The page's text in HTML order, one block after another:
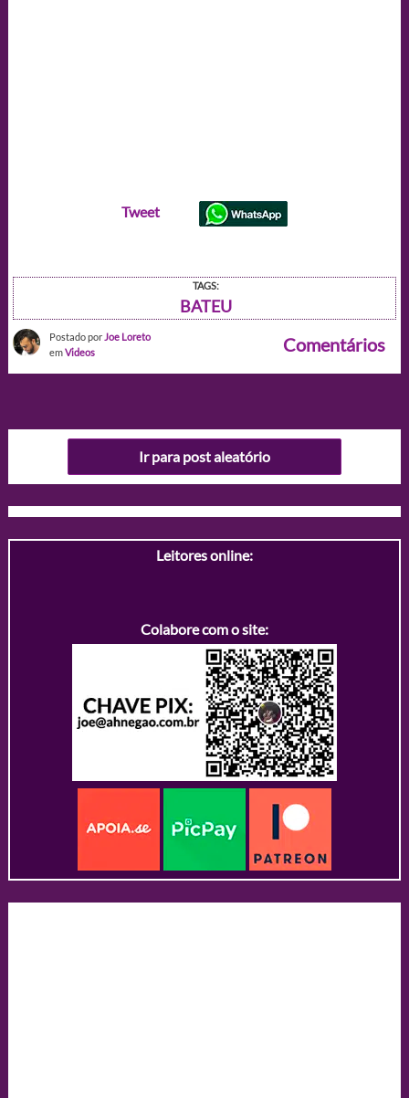
Tweet
TAGS:
BATEU
Postado por Joe Loreto
emVideos Comentários
Ir para post aleatório
Leitores online:
Colabore com o site: